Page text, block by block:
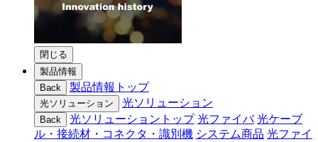
閉じる
製品情報
Back
製品情報トップ
光ソリューション 光ソリューション
Back 光ソリューショントップ 光ファイバ 光ケーブ
ル・接続材・コネクタ・識別機 システム商品 光ファイ